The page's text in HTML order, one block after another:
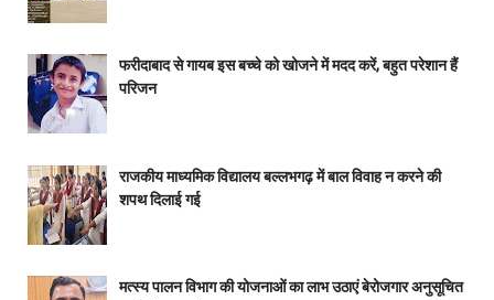
फरीदाबाद से गायब इस बच्चे को खोजने में मदद करें, बहुत परेशान हैं
परिजन
राजकीय माध्यमिक विद्यालय बल्लभगढ़ में बाल विवाह न करने की
शपथ दिलाई गई
मत्स्य पालन विभाग की योजनाओं का लाभ उठाएं बेरोजगार अनुसूचित